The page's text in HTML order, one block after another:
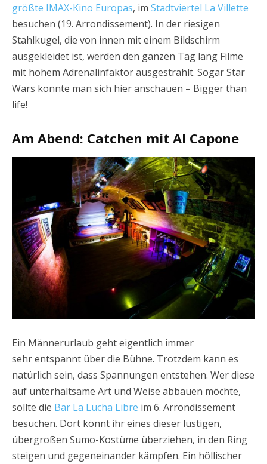
größte IMAX-Kino Europas, im Stadtviertel La Villette
besuchen (19. Arrondissement). In der riesigen
Stahlkugel, die von innen mit einem Bildschirm
ausgekleidet ist, werden den ganzen Tag lang Filme
mit hohem Adrenalinfaktor ausgestrahlt. Sogar Star
Wars konnte man sich hier anschauen – Bigger than
life!
Am Abend: Catchen mit Al Capone
Ein Männerurlaub geht eigentlich immer
sehr entspannt über die Bühne. Trotzdem kann es
natürlich sein, dass Spannungen entstehen. Wer diese
auf unterhaltsame Art und Weise abbauen möchte,
sollte die Bar La Lucha Libre im 6. Arrondissement
besuchen. Dort könnt ihr eines dieser lustigen,
übergroßen Sumo-Kostüme überziehen, in den Ring
steigen und gegeneinander kämpfen. Ein höllischer